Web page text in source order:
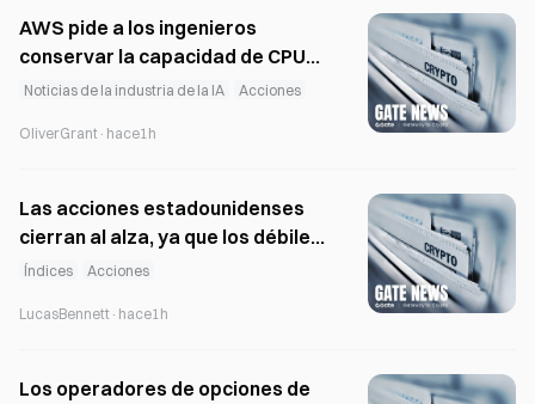
AWS pide a los ingenieros
conservar la capacidad de CPU
ante la escasez de computación
Noticias de la industria de la IA Acciones
OliverGrant · hace1h
Las acciones estadounidenses
cierran al alza, ya que los débiles
datos de empleo de julio reducen
tipos
Índices Acciones
LucasBennett · hace1h
Los operadores de opciones de